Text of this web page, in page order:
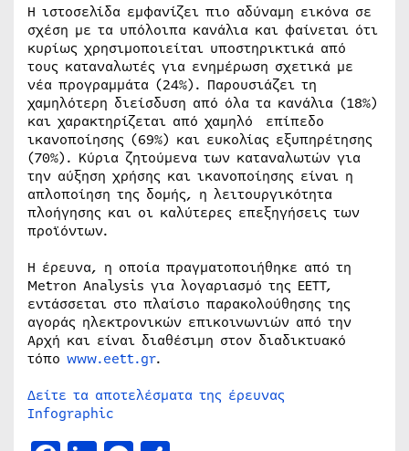
H ιστοσελίδα εμφανίζει πιο αδύναμη εικόνα σε
σχέση με τα υπόλοιπα κανάλια και φαίνεται ότι
κυρίως χρησιμοποιείται υποστηρικτικά από
τους καταναλωτές για ενημέρωση σχετικά με
νέα προγραμμάτα (24%). Παρουσιάζει τη
χαμηλότερη διείσδυση από όλα τα κανάλια (18%)
και χαρακτηρίζεται από χαμηλό επίπεδο
ικανοποίησης (69%) και ευκολίας εξυπηρέτησης
(70%). Κύρια ζητούμενα των καταναλωτών για
την αύξηση χρήσης και ικανοποίησης είναι η
απλοποίηση της δομής, η λειτουργικότητα
πλοήγησης και οι καλύτερες επεξηγήσεις των
προϊόντων.
Η έρευνα, η οποία πραγματοποιήθηκε από τη
Metron Analysis για λογαριασμό της ΕΕΤΤ,
εντάσσεται στο πλαίσιο παρακολούθησης της
αγοράς ηλεκτρονικών επικοινωνιών από την
Αρχή και είναι διαθέσιμη στον διαδικτυακό
τόπο www.eett.gr.
Δείτε τα αποτελέσματα της έρευνας
Infographic